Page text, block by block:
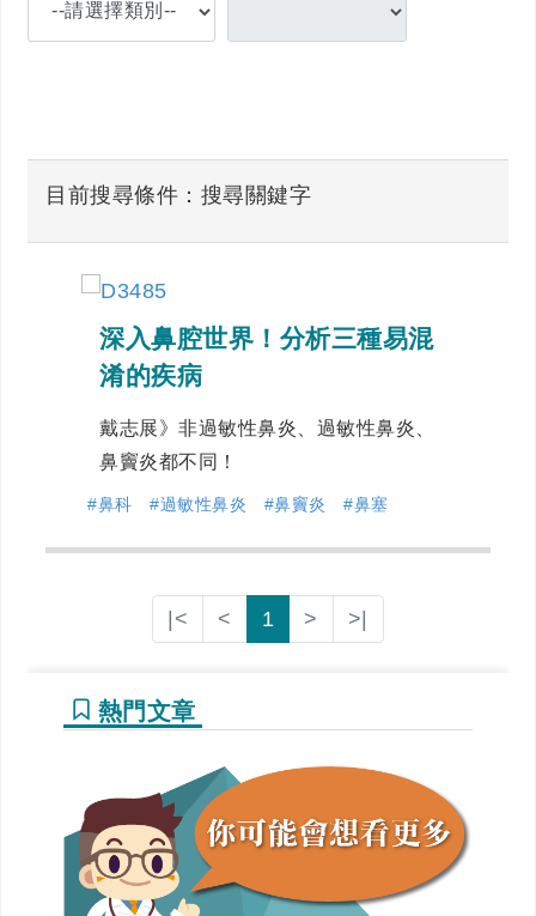
目前搜尋條件：搜尋關鍵字
深入鼻腔世界！分析三種易混
淆的疾病
戴志展》非過敏性鼻炎、過敏性鼻炎、
鼻竇炎都不同！
#鼻科 #過敏性鼻炎 #鼻竇炎 #鼻塞
|< < 1 > >|
熱門文章